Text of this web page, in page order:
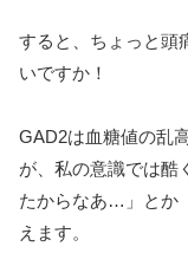
すると、ちょっと頭
いですか！
GAD2は血糖値の乱
が、私の意識では酷
たからなあ…」とか
えます。